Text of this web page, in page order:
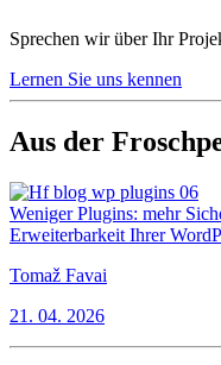
Sprechen wir über Ihr
Lernen Sie uns kennen
Aus der
Weniger Plugins: mehr
Erweiterbarkeit Ihrer
Tomaž Favai
21. 04. 2026